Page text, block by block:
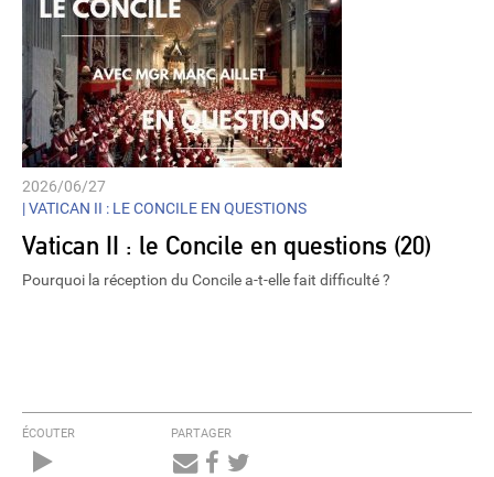
2026/06/27
|VATICAN II : LE CONCILE EN QUESTIONS
Vatican II : le Concile en questions (20)
Pourquoi la réception du Concile a-t-elle fait difficulté ?
ÉCOUTER PARTAGER